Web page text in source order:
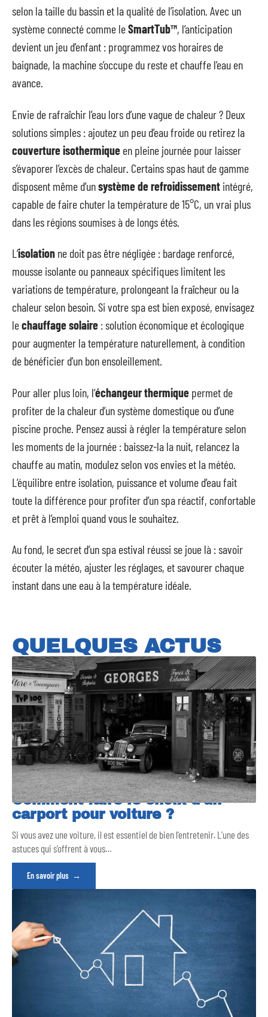
selon la taille du bassin et la qualité de l’isolation. Avec un
système connecté comme leSmartTub™, l’anticipation
devient un jeu d’enfant : programmez vos horaires de
baignade, la machine s’occupe du reste et chauffe l’eau en
avance.
Envie de rafraîchir l’eau lors d’une vague de chaleur ? Deux
solutions simples : ajoutez un peu d’eau froide ou retirez la
couverture isothermique en pleine journée pour laisser
s’évaporer l’excès de chaleur. Certains spas haut de gamme
disposent même d’unsystème de refroidissement intégré,
capable de faire chuter la température de 15°C, un vrai plus
dans les régions soumises à de longs étés.
L’isolation ne doit pas être négligée : bardage renforcé,
mousse isolante ou panneaux spécifiques limitent les
variations de température, prolongeant la fraîcheur ou la
chaleur selon besoin. Si votre spa est bien exposé, envisagez
lechauffage solaire : solution économique et écologique
pour augmenter la température naturellement, à condition
de bénéficier d’un bon ensoleillement.
Pour aller plus loin, l’échangeur thermique permet de
profiter de la chaleur d’un système domestique ou d’une
piscine proche. Pensez aussi à régler la température selon
les moments de la journée : baissez-la la nuit, relancez la
chauffe au matin, modulez selon vos envies et la météo.
L’équilibre entre isolation, puissance et volume d’eau fait
toute la différence pour profiter d’un spa réactif, confortable
et prêt à l’emploi quand vous le souhaitez.
Au fond, le secret d’un spa estival réussi se joue là : savoir
écouter la météo, ajuster les réglages, et savourer chaque
instant dans une eau à la température idéale.
QUELQUES ACTUS
Comment faire le choix d’un
carport pour voiture ?
Si vous avez une voiture, il est essentiel de bien l’entretenir. L’une des
astuces qui s’offrent à vous…
En savoir plus